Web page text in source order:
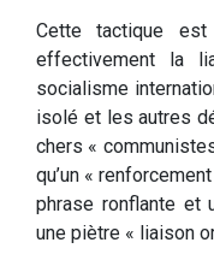
Cette tactique
effectivement la
socialisme
isolé et les autres
chers «
qu’un «
phrase ronflante et
une piètre « liaison